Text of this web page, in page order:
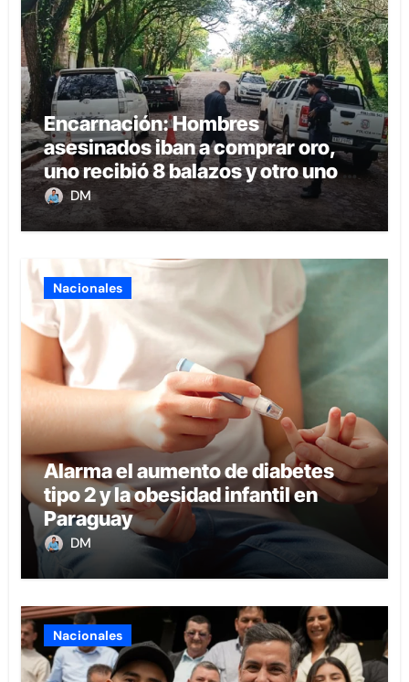
Encarnación: Hombres
asesinados iban a comprar oro,
uno recibió 8 balazos y otro uno en
la boca
DM
Nacionales
Alarma el aumento de diabetes
tipo 2 y la obesidad infantil en
Paraguay
DM
Nacionales